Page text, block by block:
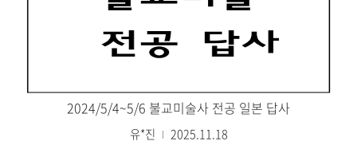
2024/5/4~5/6 불교미술사 전공 일본 답사
유*진 2025.11.18